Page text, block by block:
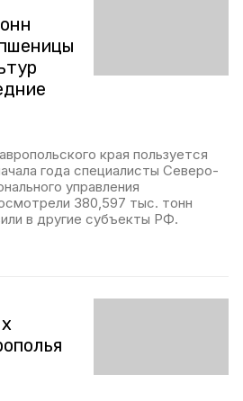
края пользуется
года специалисты Северо-
управления
380,597 тыс. тонн
в другие субъекты РФ.